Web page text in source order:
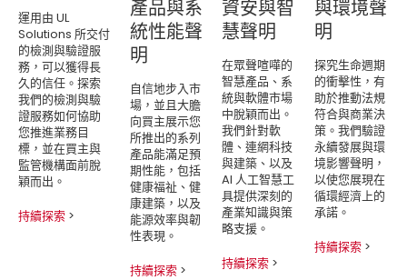
運用由 UL
Solutions 所交付
的檢測與驗證服
務，可以獲得長
久的信任。探索
我們的檢測與驗
證服務如何協助
您推進業務目
標，並在買主與
監管機構面前脫
穎而出。
持續探索 >
產品與系
統性能聲
明
自信地步入市
場，並且大膽
向買主展示您
所推出的系列
產品能滿足預
期性能，包括
健康福祉、健
康建築，以及
能源效率與韌
性表現。
持續探索 >
資安與智
慧聲明
在眾聲喧嘩的
智慧產品、系
統與軟體市場
中脫穎而出。
我們針對軟
體、連網科技
與建築、以及
AI 人工智慧工
具提供深刻的
產業知識與策
略支援。
持續探索 >
與環境聲
明
探究生命週期
的衝擊性，有
助於推動法規
符合與商業決
策。我們驗證
永續發展與環
境影響聲明，
以使您展現在
循環經濟上的
承諾。
持續探索 >